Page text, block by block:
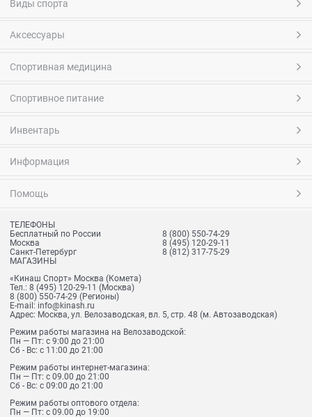
Виды спорта
Аксессуары
Спортивная медицина
Спортивное питание
Инвентарь
Информация
Помощь
ТЕЛЕФОНЫ
Бесплатный по России
8 (800) 550-74-29
Москва
8 (495) 120-29-11
Санкт-Петербург
8 (812) 317-75-29
МАГАЗИНЫ
«Кинаш Спорт» Москва (Комета)
Тел.: 8 (495) 120-29-11 (Москва)
8 (800) 550-74-29 (Регионы)
E-mail: info@kinash.ru
Адрес: Москва, ул. Велозаводская, вл. 5, стр. 48 (м. Автозаводская)
Режим работы магазина на Велозаводской:
Пн — Пт: с 9:00 до 21:00
Сб - Вс: с 11:00 до 21:00
Режим работы интернет-магазина:
Пн — Пт: с 09.00 до 21:00
Сб - Вс: с 09:00 до 21:00
Режим работы оптового отдела:
Пн — Пт: с 09.00 до 19:00